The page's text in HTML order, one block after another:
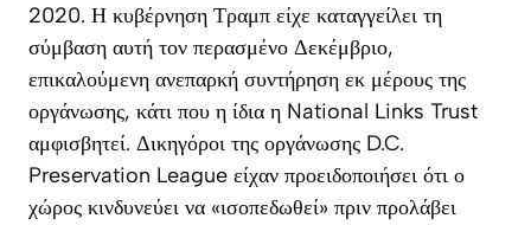
2020. Η κυβέρνηση Τραμπ είχε καταγγείλει τη
σύμβαση αυτή τον περασμένο Δεκέμβριο,
επικαλούμενη ανεπαρκή συντήρηση εκ μέρους της
οργάνωσης, κάτι που η ίδια η National Links Trust
αμφισβητεί. Δικηγόροι της οργάνωσης D.C.
Preservation League είχαν προειδοποιήσει ότι ο
χώρος κινδυνεύει να «ισοπεδωθεί» πριν προλάβει